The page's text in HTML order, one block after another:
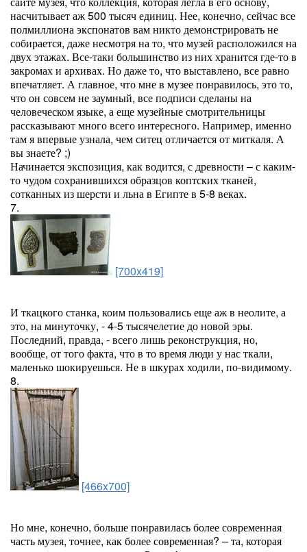
насчитывает аж 500 тысяч единиц. Нее, конечно, сейчас все
полмиллиона экспонатов вам никто демонстрировать не
собирается, даже несмотря на то, что музей расположился на
двух этажах. Все-таки большинство из них хранится где-то в
закромах и архивах. Но даже то, что выставлено, все равно
впечатляет. А главное, что мне в музее понравилось, это то,
что он совсем не заумный, все подписи сделаны на
человеческом языке, а еще музейные смотрительницы
рассказывают много всего интересного. Например, именно
там я впервые узнала, чем ситец отличается от миткаля. А
вы знаете? ;)
Начинается экспозиция, как водится, с древности – с каким-
то чудом сохранившихся образцов коптских тканей,
сотканных из шерсти и льна в Египте в 5-8 веках.
7.
[700x419]
И ткацкого станка, коим пользовались еще аж в неолите, а
это, на минуточку, - 4-5 тысячелетие до новой эры.
Последний, правда, - всего лишь реконструкция, но,
вообще, от того факта, что в то время люди у нас ткали,
маленько шокируешься. Не в шкурах ходили, по-видимому.
8.
[466x700]
Но мне, конечно, больше понравилась более современная
часть музея, точнее, как более современная? – та, которая